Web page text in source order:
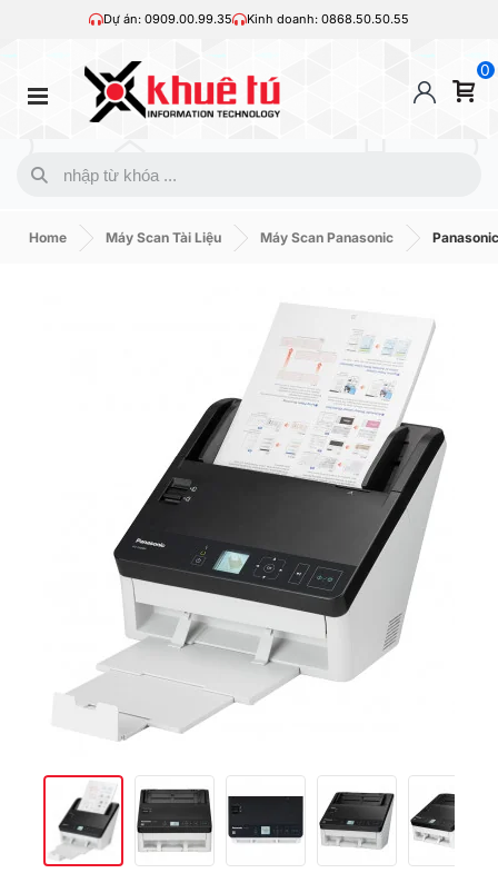
Dự án: 0909.00.99.35 Kinh doanh: 0868.50.50.55
0
Home Máy Scan Tài Liệu Máy Scan Panasonic